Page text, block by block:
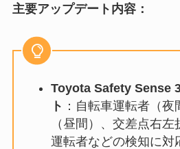
主要アップデート内容：
Toyota Safety Sense
ト ：自転車運転者（
（昼間）、交差点右
運転者などの検知に対